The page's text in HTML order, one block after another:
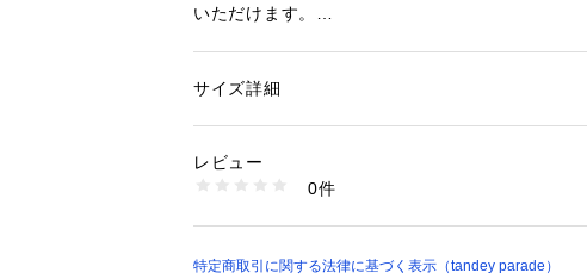
いただけます。
せやすく、シーズンレスで着ていただけます。
性別：レディース
商品番号：
portom21131 （ショップ）
サイズ詳細
レビュー
0件
特定商取引に関する法律に基づく表示（tandey parade）